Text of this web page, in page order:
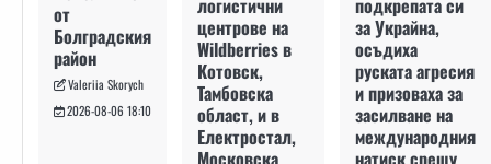
от
Болградския
район
Valeriia Skorych
2026-08-06 18:10
центрове на
Wildberries в
Котовск,
Тамбовска
област, и в
Електростал,
Московска
за Украйна,
осъдиха
руската агресия
и призоваха за
засилване на
международния
натиск срещу